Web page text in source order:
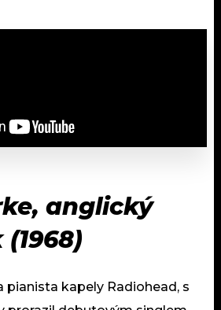
anglický
pianista kapely Radiohead, s